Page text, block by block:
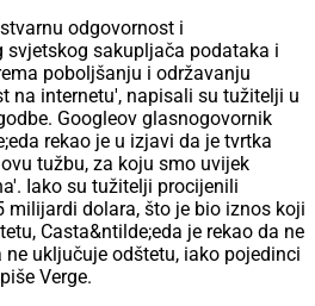
odgovornost i
svjetskog sakupljača podataka i
poboljšanju i održavanju
na internetu', napisali su tužitelji u
Googleov glasnogovornik
rekao je u izjavi da je tvrtka
tužbu, za koju smo uvijek
Iako su tužitelji procijenili
milijardi dolara, što je bio iznos koji
Casta&ntilde;eda je rekao da ne
uključuje odštetu, iako pojedinci
Verge.